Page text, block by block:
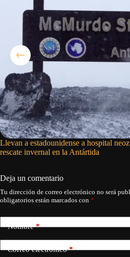
Llevan a estadounidense a hospital
rescate invernal en la Antártida
Deja un comentario
Tu dirección de correo electrónico no será
obligatorios están marcados con *
Nombre*
Correo electrónico*